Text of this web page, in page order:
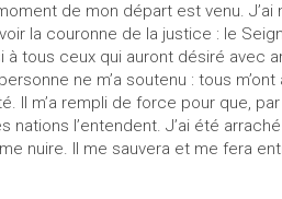
de mon départ est venu. J’ai
la couronne de la justice : le
à tous ceux qui auront désiré avec
ne m’a soutenu : tous
Il m’a rempli de force pour que,
nations l’entendent. J’ai été
nuire. Il me sauvera et me fera